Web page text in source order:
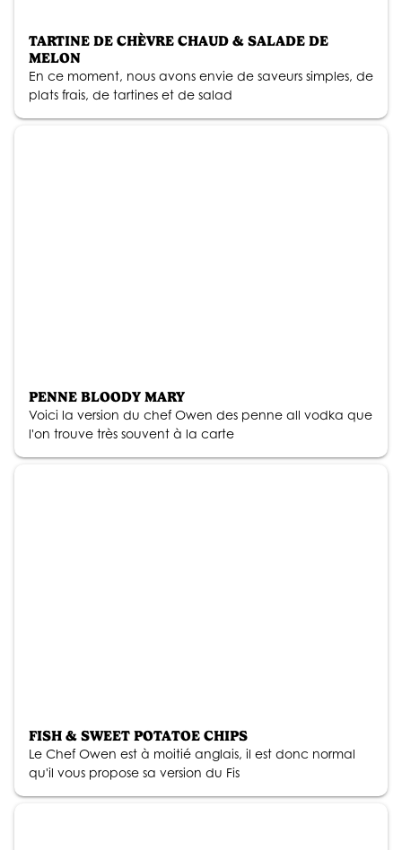
TARTINE DE CHÈVRE CHAUD & SALADE DE
MELON
En ce moment, nous avons envie de saveurs simples, de
plats frais, de tartines et de salad
PENNE BLOODY MARY
Voici la version du chef Owen des penne all vodka que
l'on trouve très souvent à la carte
FISH & SWEET POTATOE CHIPS
Le Chef Owen est à moitié anglais, il est donc normal
qu'il vous propose sa version du Fis